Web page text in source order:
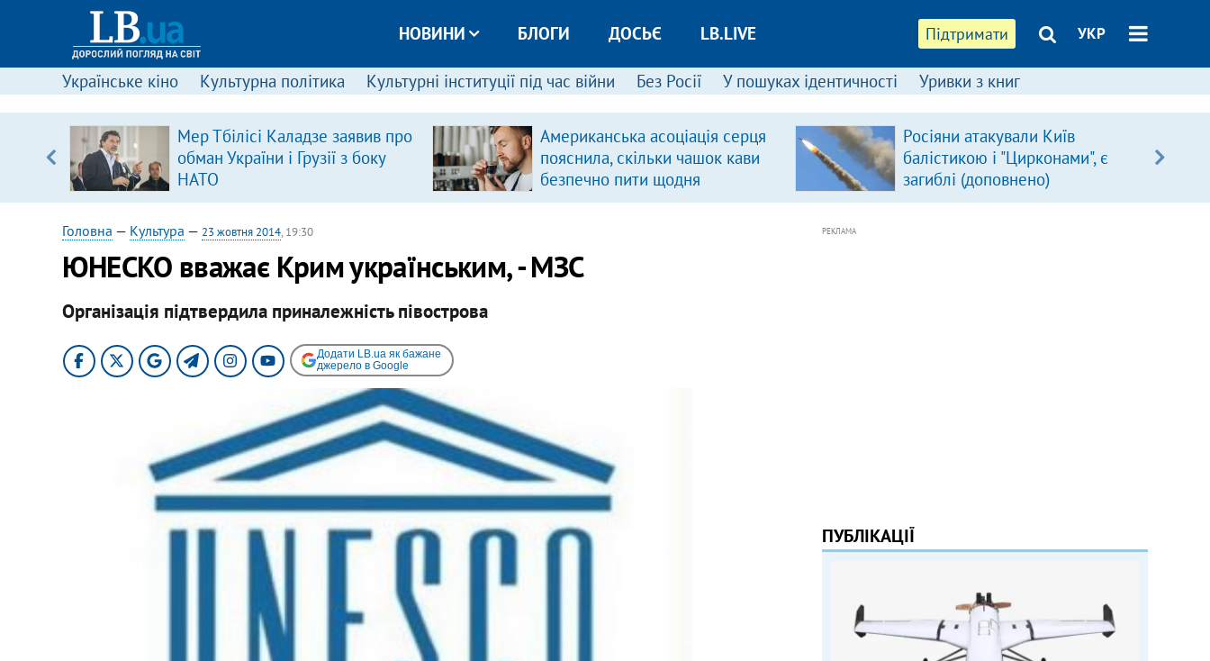
Підтримати УКР
НОВИНИ БЛОГИ ДОСЬЄ LB.LIVE
Українське кіно Культурна політика Культурні інституції під час війни Без Росії У пошуках ідентичності Уривки з книг
Мер Тбілісі Каладзе заявив про
обман України і Грузії з боку
НАТО
Американська асоціація серця
пояснила, скільки чашок кави
безпечно пити щодня
Росіяни атакували Київ
балістикою і "Цирконами", є
загиблі (доповнено)
Головна — Культура — 23 жовтня 2014, 19:30
ЮНЕСКО вважає Крим українським, - МЗС
Організація підтвердила приналежність півострова
Додати LB.ua як бажане
джерело в Google
РЕКЛАМА
ПУБЛІКАЦІЇ